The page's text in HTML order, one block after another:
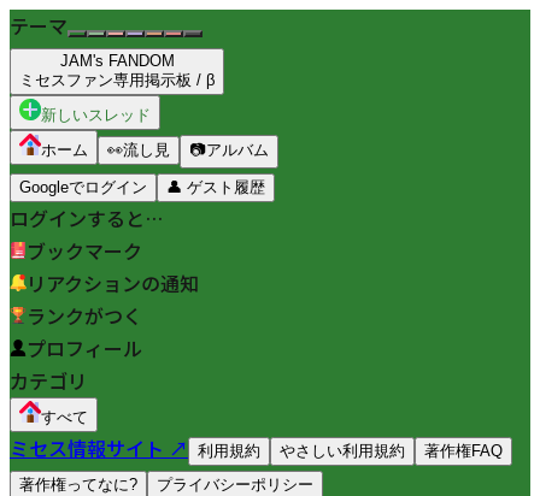
テーマ
JAM's FANDOM
ミセスファン専用掲示板 / β
新しいスレッド
ホーム
👀流し見 📷アルバム
Googleでログイン 👤 ゲスト履歴
ログインすると…
ブックマーク
リアクションの通知
ランクがつく
プロフィール
カテゴリ
すべて
ミセス情報サイト ↗ 利用規約 やさしい利用規約
著作権FAQ
著作権ってなに?
プライバシーポリシー